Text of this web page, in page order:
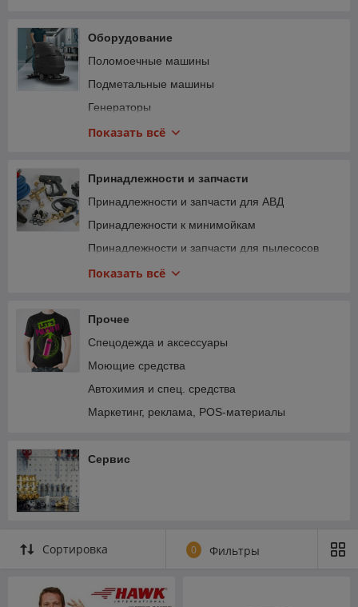
Интерьер автомойки
Турбосушки
Озонаторы, генераторы сухого тумана
Дозирующие насосы, дозатроны, инжекторы
Пенообразователи
Посты мойки колес
Оборудование для самообслуживания
Световое оборудование
Оборудование
Поломоечные машины
Подметальные машины
Генераторы
Аппараты для чистки обуви
Насосное оборудование
Мембранные насосы
Парогенераторы и паропылесосы
Стеклоочистители
Мотопомпы
Показать всё
Принадлежности и запчасти
Принадлежности и запчасти для АВД
Принадлежности к минимойкам
Принадлежности и запчасти для пылесосов
Запчасти к поломойкам
Показать всё
Прочее
Спецодежда и аксессуары
Моющие средства
Автохимия и спец. средства
Маркетинг, реклама, POS-материалы
Сервис
Сортировка 0 Фильтры